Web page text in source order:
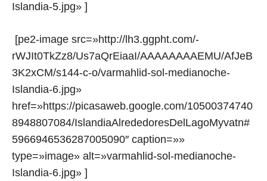
Islandia-5.jpg» ]
[pe2-image src=»http://lh3.ggpht.com/-
rWJIt0TkZz8/Us7aQrEiaaI/AAAAAAAAEMU/AfJeB
3K2xCM/s144-c-o/varmahlid-sol-medianoche-
Islandia-6.jpg»
href=»https://picasaweb.google.com/10500374740
8948807084/IslandiaAlrededoresDelLagoMyvatn#
5966946536287005090″ caption=»»
type=»image» alt=»varmahlid-sol-medianoche-
Islandia-6.jpg» ]